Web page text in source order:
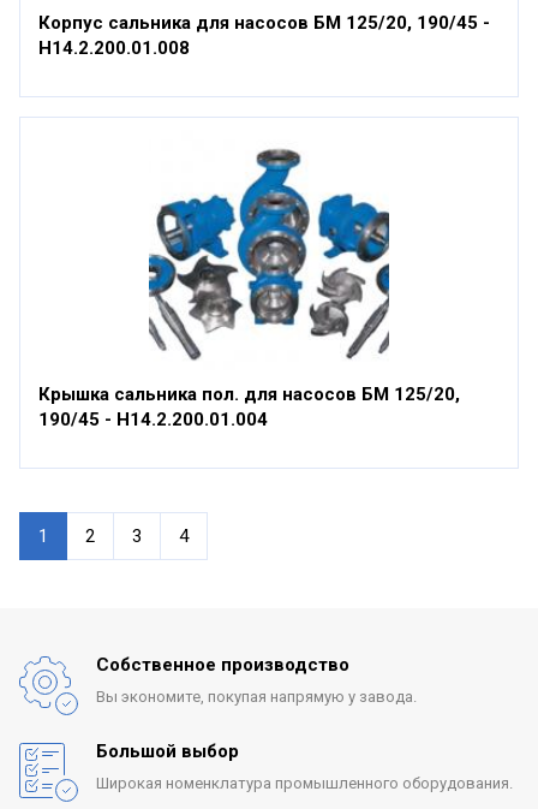
Корпус сальника для насосов БМ 125/20, 190/45 -
Н14.2.200.01.008
Крышка сальника пол. для насосов БМ 125/20,
190/45 - Н14.2.200.01.004
1 2 3 4
Собственное производство
Вы экономите, покупая напрямую у завода.
Большой выбор
Широкая номенклатура промышленного оборудования.